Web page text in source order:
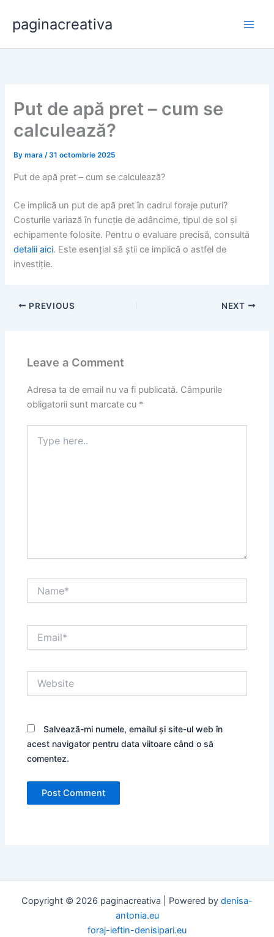
content
paginacreativa
Put de apă pret – cum se
calculează?
Bymara/31 octombrie 2025
Put de apă pret – cum se calculează?
Ce implică un put de apă pret în cadrul foraje puturi?
Costurile variază în funcție de adâncime, tipul de sol și
echipamente folosite. Pentru o evaluare precisă, consultă
detalii aici. Este esențial să știi ce implică o astfel de
investiție.
PREVIOUS NEXT
Leave a Comment
Adresa ta de email nu va fi publicată. Câmpurile
obligatorii sunt marcate cu *
here..
Salvează-mi numele, emailul și site-ul web în
acest navigator pentru data viitoare când o să
comentez.
Copyright © 2026 paginacreativa | Powered by denisa-
antonia.eu
foraj-ieftin-denisipari.eu